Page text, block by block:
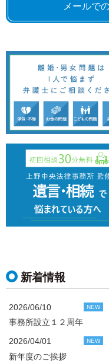
メールで
新着情報
2026/06/10 NEW
事務所設立１２周年
2026/04/01 NEW
新年度のご挨拶